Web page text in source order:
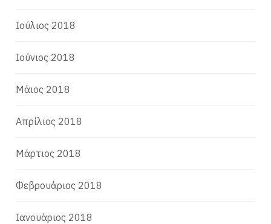
Ιούλιος 2018
Ιούνιος 2018
Μάιος 2018
Απρίλιος 2018
Μάρτιος 2018
Φεβρουάριος 2018
Ιανουάριος 2018